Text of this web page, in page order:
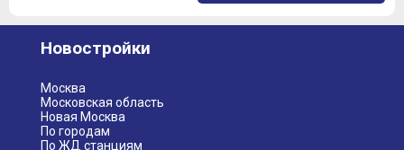
Новостройки
Москва
Московская область
Новая Москва
По городам
По ЖД станциям